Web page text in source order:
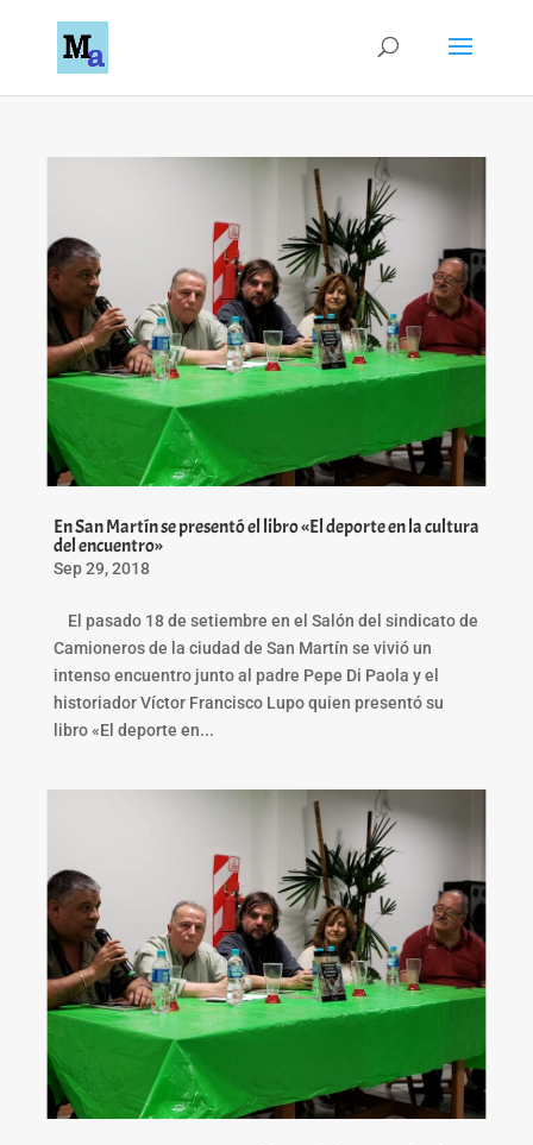
En San Martín se presentó el libro «El deporte en la cultura
del encuentro»
Sep 29, 2018
El pasado 18 de setiembre en el Salón del sindicato de
Camioneros de la ciudad de San Martín se vivió un
intenso encuentro junto al padre Pepe Di Paola y el
historiador Víctor Francisco Lupo quien presentó su
libro «El deporte en...